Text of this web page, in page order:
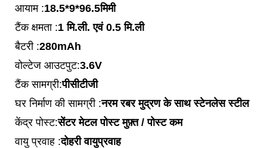
आयाम :18.5*9*96.5मिमी
टैंक क्षमता :1 मि.ली. एवं 0.5 मि.ली
बैटरी :280mAh
वोल्टेज आउटपुट:3.6V
टैंक सामग्री:पीसीटीजी
घर निर्माण की सामग्री :नरम रबर मुद्रण के साथ स्टेनलेस स्टील
केंद्र पोस्ट:सेंटर मेटल पोस्ट मुफ़्त / पोस्ट कम
वायु प्रवाह :दोहरी वायुप्रवाह